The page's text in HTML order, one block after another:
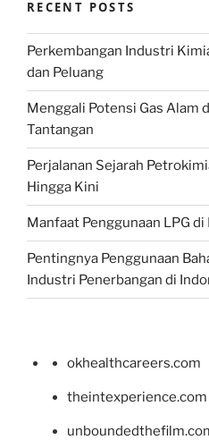
RECENT POSTS
Perkembangan Industri
dan Peluang
Menggali Potensi Gas Alam
Tantangan
Perjalanan Sejarah
Hingga Kini
Manfaat Penggunaan LPG
Pentingnya Penggunaan
Industri Penerbangan di
okhealthcareers.com
theintexperience.com